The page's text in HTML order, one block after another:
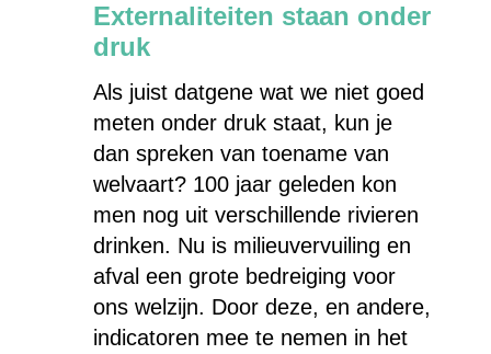
Externaliteiten staan onder
druk
Als juist datgene wat we niet goed
meten onder druk staat, kun je
dan spreken van toename van
welvaart? 100 jaar geleden kon
men nog uit verschillende rivieren
drinken. Nu is milieuvervuiling en
afval een grote bedreiging voor
ons welzijn. Door deze, en andere,
indicatoren mee te nemen in het